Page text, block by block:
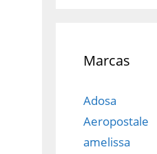
Marcas
Adosa
Aeropostale
amelissa